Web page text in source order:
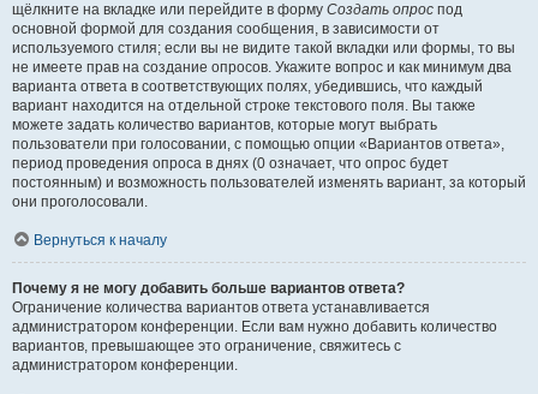
щёлкните на вкладке или перейдите в форму Создать опрос под
основной формой для создания сообщения, в зависимости от
используемого стиля; если вы не видите такой вкладки или формы, то вы
не имеете прав на создание опросов. Укажите вопрос и как минимум два
варианта ответа в соответствующих полях, убедившись, что каждый
вариант находится на отдельной строке текстового поля. Вы также
можете задать количество вариантов, которые могут выбрать
пользователи при голосовании, с помощью опции «Вариантов ответа»,
период проведения опроса в днях (0 означает, что опрос будет
постоянным) и возможность пользователей изменять вариант, за который
они проголосовали.
Вернуться к началу
Почему я не могу добавить больше вариантов ответа?
Ограничение количества вариантов ответа устанавливается
администратором конференции. Если вам нужно добавить количество
вариантов, превышающее это ограничение, свяжитесь с
администратором конференции.